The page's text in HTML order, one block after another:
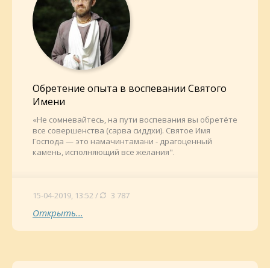
Обретение опыта в воспевании Святого
Имени
«Не сомневайтесь, на пути воспевания вы обретёте
все совершенства (сарва сиддхи). Святое Имя
Господа — это намачинтамани - драгоценный
камень, исполняющий все желания".
15-04-2019, 13:52 / 3 787
Открыть...